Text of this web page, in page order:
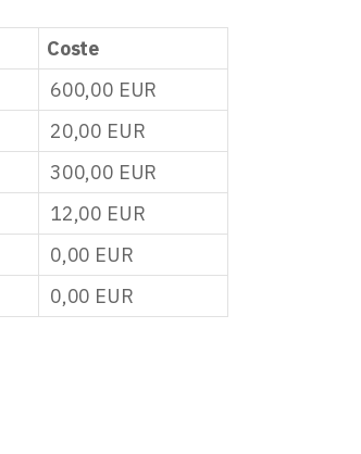
Coste
600,00 EUR
20,00 EUR
300,00 EUR
12,00 EUR
0,00 EUR
0,00 EUR